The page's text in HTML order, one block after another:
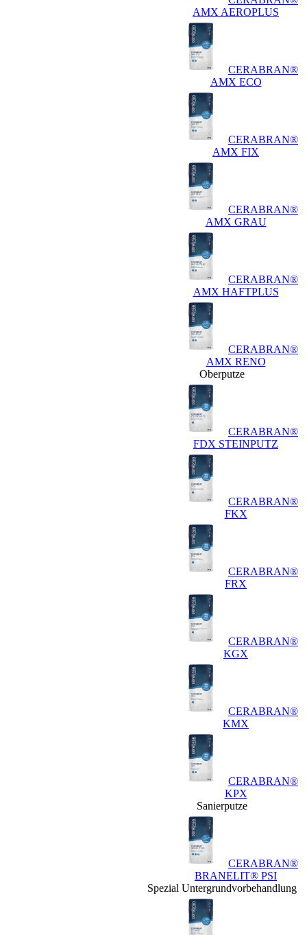
AMX AEROPLUS
CERABRAN®
AMX ECO
CERABRAN®
AMX FIX
CERABRAN®
AMX GRAU
CERABRAN®
AMX HAFTPLUS
CERABRAN®
AMX RENO
Oberputze
CERABRAN®
FDX STEINPUTZ
CERABRAN®
FKX
CERABRAN®
FRX
CERABRAN®
KGX
CERABRAN®
KMX
CERABRAN®
KPX
Sanierputze
CERABRAN®
BRANELIT® PSI
Spezial Untergrundvorbehandlung